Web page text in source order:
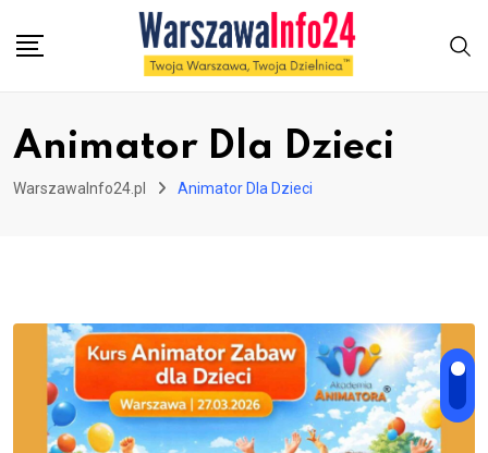
Animator Dla Dzieci
WarszawaInfo24.pl Animator Dla Dzieci